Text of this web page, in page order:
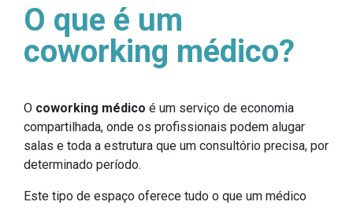
O que é um
coworking médico?
O coworking médico é um serviço de economia
compartilhada, onde os profissionais podem alugar
salas e toda a estrutura que um consultório precisa, por
determinado período.
Este tipo de espaço oferece tudo o que um médico